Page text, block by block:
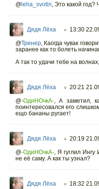
@leha_svotin Это какой год?
Дядя Лёха ○ 13:30
@Тренер Каогда чувак
заранее как то болеть
А так то удачи тебе на
Дядя Лёха ○ 20:21
@-ОдиНОчкА-
А заметил,
поинтересовался его
ещо бананы ругает!
Дядя Лёха ○ 20:19
@-ОдиНОчкА- Я гуглил
не её саму. А как ты узнал?
Дядя Лёха ○ 18:32